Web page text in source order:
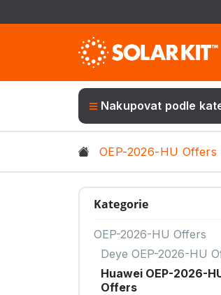
Nakupovat podle
OEP-2026-HU Offers
Kategorie
OEP-2026-HU Offers
Deye OEP-2026-HU
Huawei OEP-2026-
Offers